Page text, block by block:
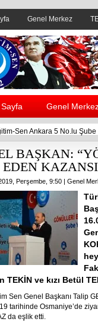
Genel Merkez
Genel
Sen Ankara 5 No.lu Şube
BAŞKAN:
Perşembe, 9:50 | Genel
TEKİN ve kızı Betül
Sen Genel Başkanı Talip
tarihinde Osmaniye’de
da eşlik etti.